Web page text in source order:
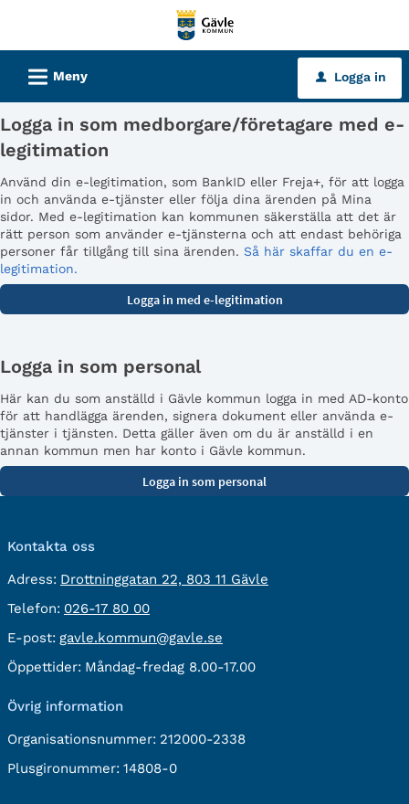
tjänster
Gävle
kommun
L Meny u Logga in
Logga in som medborgare/företagare med e-
legitimation
Använd din e-legitimation, som BankID eller Freja+, för att logga
in och använda e-tjänster eller följa dina ärenden på Mina
sidor. Med e-legitimation kan kommunen säkerställa att det är
rätt person som använder e-tjänsterna och att endast behöriga
personer får tillgång till sina ärenden. Så här skaffar du en e-
legitimation.
Logga in som personal
Här kan du som anställd i Gävle kommun logga in med AD-konto
för att handlägga ärenden, signera dokument eller använda e-
tjänster i tjänsten. Detta gäller även om du är anställd i en
annan kommun men har konto i Gävle kommun.
Kontakta oss
Adress: besöksadress:
Drottninggatan 22, 803 11 Gävle
Telefon: Telefon:
026-17 80 00
E-post: E-
post:
gavle.kommun@gavle.se
Öppettider: Måndag-fredag 8.00-17.00
Övrig information
Organisationsnummer: 212000-2338
Plusgironummer: 14808-0